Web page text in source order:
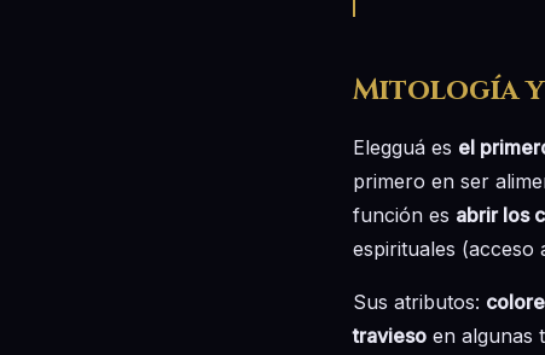
Mitología
Elegguá es el
primero en ser
función es abrir los
espirituales (acceso
Sus atributos:
travieso en algunas